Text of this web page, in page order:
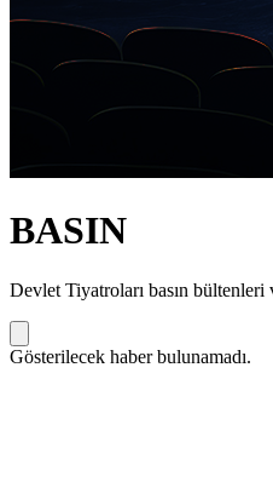
BASIN
Devlet Tiyatroları basın
Gösterilecek haber bulunamadı.